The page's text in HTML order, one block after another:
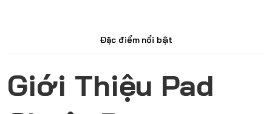
Đặc điểm nổi bật
Giới Thiệu Pad